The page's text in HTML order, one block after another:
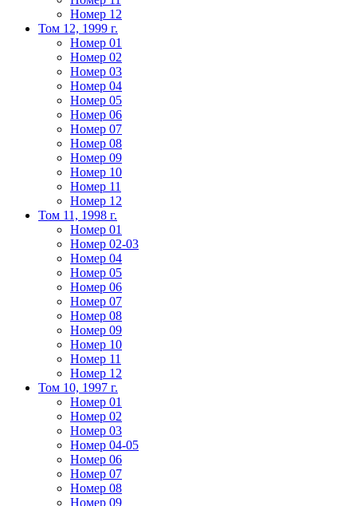
Номер 12
Том 12, 1999 г.
Номер 01
Номер 02
Номер 03
Номер 04
Номер 05
Номер 06
Номер 07
Номер 08
Номер 09
Номер 10
Номер 11
Номер 12
Том 11, 1998 г.
Номер 01
Номер 02-03
Номер 04
Номер 05
Номер 06
Номер 07
Номер 08
Номер 09
Номер 10
Номер 11
Номер 12
Том 10, 1997 г.
Номер 01
Номер 02
Номер 03
Номер 04-05
Номер 06
Номер 07
Номер 08
Номер 09